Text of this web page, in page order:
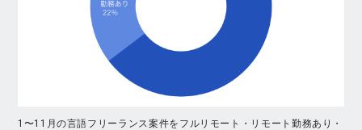
1〜11月の言語フリーランス案件をフルリモート・リモート勤務あり・